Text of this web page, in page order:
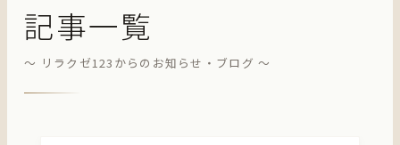
記事一覧
～ リラクゼ123からのお知らせ・ブログ ～